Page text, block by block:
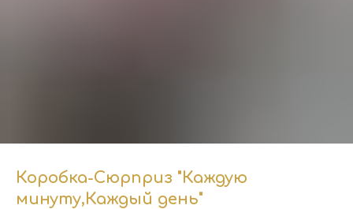
Коробка-Сюрприз "Каждую
минуту,Каждый день"